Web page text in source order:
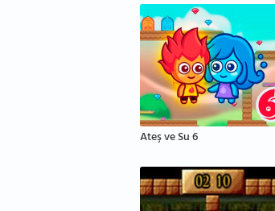
Ateş ve Su 6